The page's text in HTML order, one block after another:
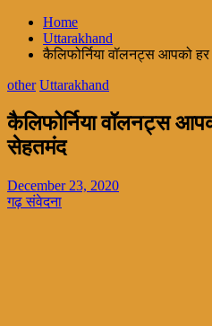
Home
Uttarakhand
कैलिफोर्निया वॉलनट्स आपको
other Uttarakhand
कैलिफोर्निया वॉलनट्स
सेहतमंद
December 23, 2020
गढ़ संवेदना